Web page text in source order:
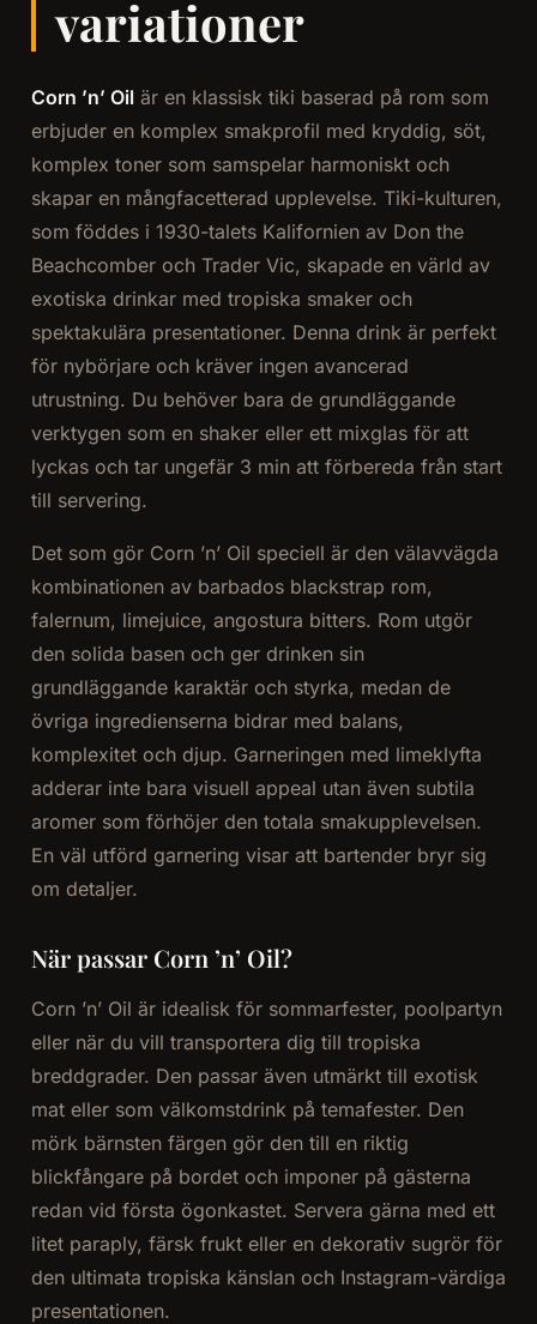
variationer
Corn ’n’ Oilär en klassisk tiki baserad på rom som
erbjuder en komplex smakprofil med kryddig, söt,
komplex toner som samspelar harmoniskt och
skapar en mångfacetterad upplevelse. Tiki-kulturen,
som föddes i 1930-talets Kalifornien av Don the
Beachcomber och Trader Vic, skapade en värld av
exotiska drinkar med tropiska smaker och
spektakulära presentationer. Denna drink är perfekt
för nybörjare och kräver ingen avancerad
utrustning. Du behöver bara de grundläggande
verktygen som en shaker eller ett mixglas för att
lyckas och tar ungefär 3 min att förbereda från start
till servering.
Det som gör Corn ’n’ Oil speciell är den välavvägda
kombinationen av barbados blackstrap rom,
falernum, limejuice, angostura bitters. Rom utgör
den solida basen och ger drinken sin
grundläggande karaktär och styrka, medan de
övriga ingredienserna bidrar med balans,
komplexitet och djup. Garneringen med limeklyfta
adderar inte bara visuell appeal utan även subtila
aromer som förhöjer den totala smakupplevelsen.
En väl utförd garnering visar att bartender bryr sig
om detaljer.
När passar Corn ’n’ Oil?
Corn ’n’ Oil är idealisk för sommarfester, poolpartyn
eller när du vill transportera dig till tropiska
breddgrader. Den passar även utmärkt till exotisk
mat eller som välkomstdrink på temafester. Den
mörk bärnsten färgen gör den till en riktig
blickfångare på bordet och imponer på gästerna
redan vid första ögonkastet. Servera gärna med ett
litet paraply, färsk frukt eller en dekorativ sugrör för
den ultimata tropiska känslan och Instagram-värdiga
presentationen.